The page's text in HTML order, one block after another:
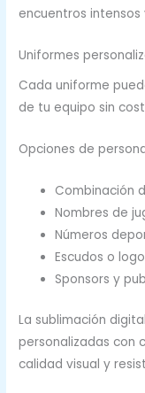
encuentros
Uniformes
Cada uniforme
de tu equipo sin
Opciones de
Combinación
Nombres de
Números
Escudos o
Sponsors y
La sublimación
personalizadas con
calidad visual y